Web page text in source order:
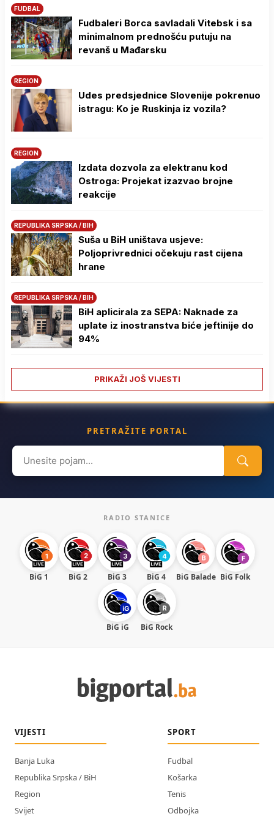
FUDBAL
Fudbaleri Borca savladali Vitebsk i sa
minimalnom prednošću putuju na
revanš u Mađarsku
REGION
Udes predsjednice Slovenije pokrenuo
istragu: Ko je Ruskinja iz vozila?
REGION
Izdata dozvola za elektranu kod
Ostroga: Projekat izazvao brojne
reakcije
REPUBLIKA SRPSKA / BIH
Suša u BiH uništava usjeve:
Poljoprivrednici očekuju rast cijena
hrane
REPUBLIKA SRPSKA / BIH
BiH aplicirala za SEPA: Naknade za
uplate iz inostranstva biće jeftinije do
94%
PRIKAŽI JOŠ VIJESTI
PRETRAŽITE PORTAL
Search
for:
RADIO STANICE
BiG 1 BiG 2 BiG 3 BiG 4 BiG Balade BiG Folk
BiG iG BiG Rock
VIJESTI
Banja Luka
Republika Srpska / BiH
Region
Svijet
SPORT
Fudbal
Košarka
Tenis
Odbojka